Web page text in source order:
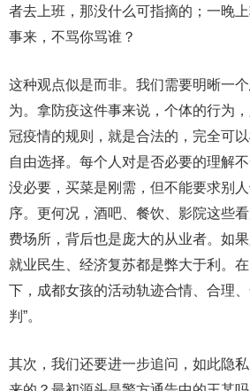
者去上班，那没什么可指摘的；一晚
事来，不骂你骂谁？
这种观点似是而非。我们需要明晰一
为。拿防疫这件事来说，个体的行为
冠疫情的规则，就是合法的，完全可
自由选择。每个人对是否必要的理解
没必要，买菜是刚需，但不能要求别
序。更何况，酒吧、餐饮、影院这些
费场所，背后也是庞大的从业者。如
就业民生、经济复苏都是弊大于利。
下，成都女孩的活动轨迹合情、合理
判”。
其次，我们还要进一步追问，如此隐